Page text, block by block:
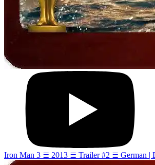
Iron Man 3 ≣ 2013 ≣ Trailer #2 ≣ German |